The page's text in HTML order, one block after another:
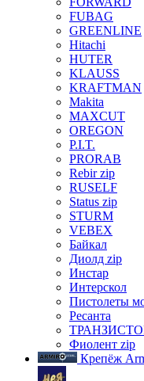
FUBAG
GREENLINE
Hitachi
HUTER
KLAUSS
KRAFTMAN
Makita
MAXCUT
OREGON
P.I.T.
PRORAB
Rebir zip
RUSELF
Status zip
STURM
VEBEX
Байкал
Диолд zip
Инстар
Интерскол
Пистолеты
Ресанта
Фиолент zip
Крепёж